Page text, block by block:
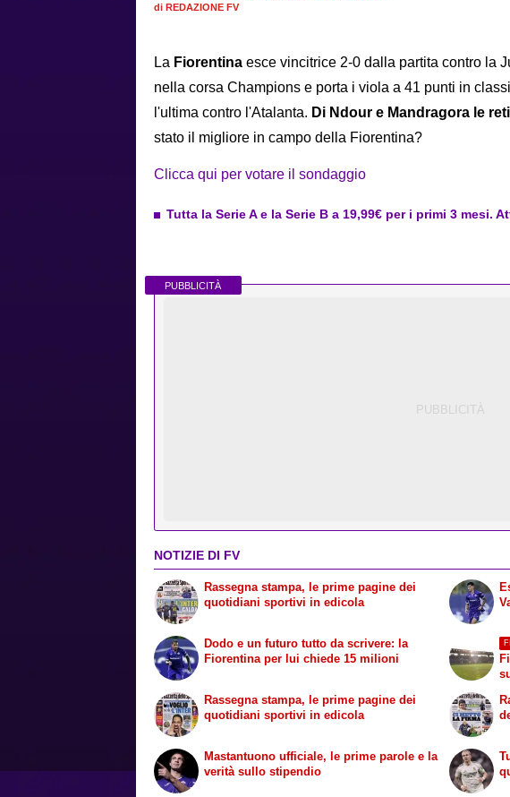
di REDAZIONE FV
La Fiorentina esce vincitrice 2-0 dalla partita contro la
nella corsa Champions e porta i viola a 41 punti in
l'ultima contro l'Atalanta. Di Ndour e Mandragora le
stato il migliore in campo della Fiorentina?
Clicca qui per votare il sondaggio
Tutta la Serie A e la Serie B a 19,99€ per i primi 3 mesi.
PUBBLICITÀ
NOTIZIE DI FV
Rassegna stampa, le prime pagine dei
quotidiani sportivi in edicola
Dodo e un futuro tutto da scrivere: la
Fiorentina per lui chiede 15 milioni
Rassegna stampa, le prime pagine dei
quotidiani sportivi in edicola
Mastantuono ufficiale, le prime parole e la
verità sullo stipendio